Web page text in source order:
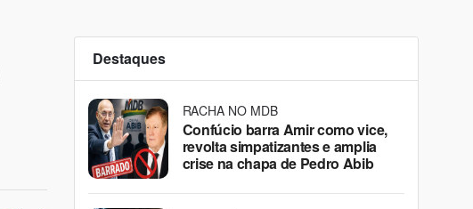
Destaques
RACHA NO MDB
Confúcio barra Amir como vice,
revolta simpatizantes e amplia
crise na chapa de Pedro Abib